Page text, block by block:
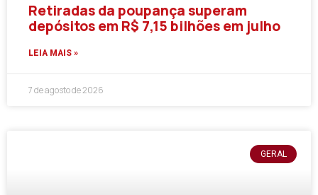
Retiradas da poupança superam
depósitos em R$ 7,15 bilhões em julho
LEIA MAIS »
7 de agosto de 2026
GERAL